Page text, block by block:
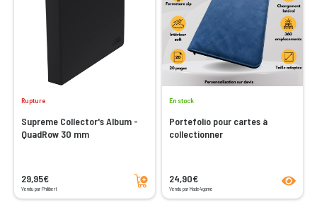
Rupture
Supreme Collector's Album -
QuadRow 30 mm
29,95€
Vendu par Philibert
Ajouter au panier
En stock
Portefolio pour cartes à
collectionner
24,90€
Vendu par Made4game